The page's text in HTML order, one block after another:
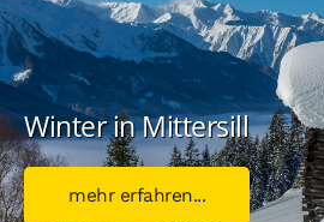
Winter in Mittersill
mehr erfahren...